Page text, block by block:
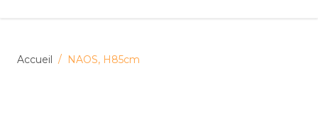
Accueil / NAOS, H85cm